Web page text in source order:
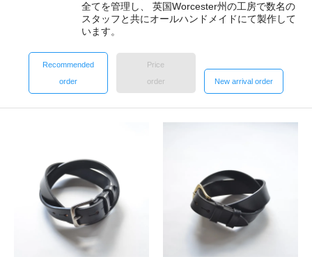
全てを管理し、 英国Worcester州の工房で数名の
スタッフと共にオールハンドメイドにて製作して
います。
Recommended
order
Price
order
New arrival order